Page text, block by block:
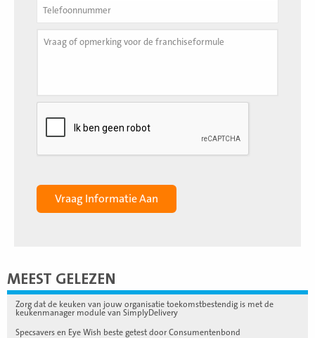
MEEST GELEZEN
Zorg dat de keuken van jouw organisatie toekomstbestendig is met de
keukenmanager module van SimplyDelivery
Specsavers en Eye Wish beste getest door Consumentenbond